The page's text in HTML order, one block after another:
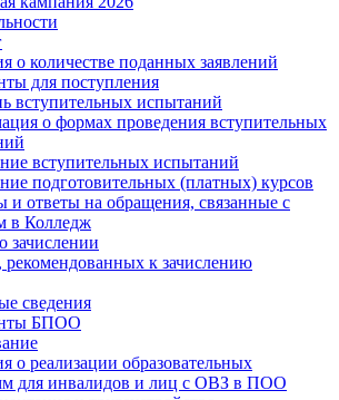
о количестве поданных заявлений
для поступления
вступительных испытаний
о формах проведения вступительных
вступительных испытаний
подготовительных (платных) курсов
и ответы на обращения, связанные с
в Колледж
зачислении
к зачислению
сведения
БПОО
о реализации образовательных
для инвалидов и лиц с ОВЗ в ПОО